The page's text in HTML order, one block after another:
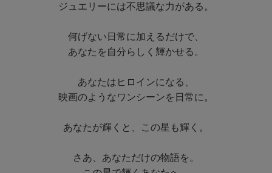
ジュエリーには不思議な力がある。
何げない日常に加えるだけで、
あなたを自分らしく輝かせる。
あなたはヒロインになる、
映画のようなワンシーンを日常に。
あなたが輝くと、この星も輝く。
さあ、あなただけの物語を。